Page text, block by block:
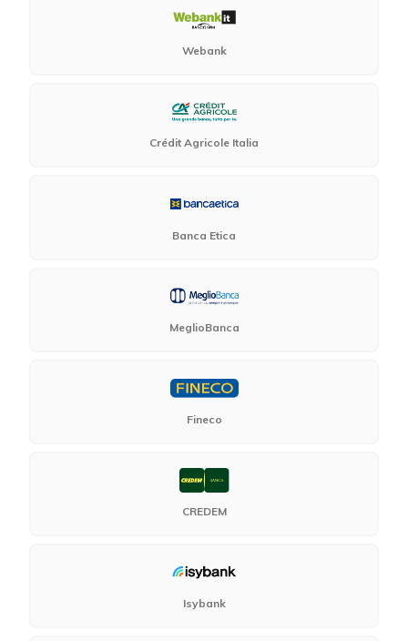
Webank
Crédit Agricole Italia
Banca Etica
MeglioBanca
Fineco
CREDEM
Isybank